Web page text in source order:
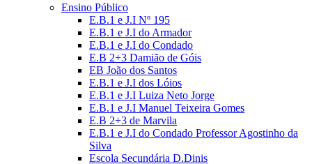
Ensino Público
E.B.1 e J.I Nº 195
E.B.1 e J.I do Armador
E.B.1 e J.I do Condado
E.B 2+3 Damião de Góis
EB João dos Santos
E.B.1 e J.I dos Lóios
E.B.1 e J.I Luiza Neto Jorge
E.B.1 e J.I Manuel Teixeira Gomes
E.B 2+3 de Marvila
E.B.1 e J.I do Condado Professor Agostinho da
Silva
Escola Secundária D.Dinis